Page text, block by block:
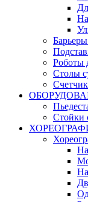
Роботы
Столы
Стойки